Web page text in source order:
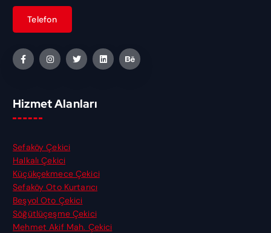
Hizmet Alanları
Sefaköy Çekici
Halkalı Çekici
Küçükçekmece Çekici
Sefaköy Oto Kurtarıcı
Beşyol Oto Çekici
Söğütlüçeşme Çekici
Mehmet Akif Mah. Çekici